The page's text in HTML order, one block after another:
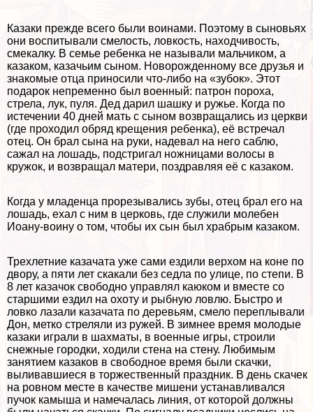
Казаки прежде всего были воинами. Поэтому в сыновьях
они воспитывали смелость, ловкость, находчивость,
смекалку. В семье ребенка не называли мальчиком, а
казаком, казачьим сыном. Новорожденному все друзья и
знакомые отца приносили что-либо на «зубок». Этот
подарок непременно был военный: патрон пороха,
стрела, лук, пуля. Дед дарил шашку и ружье. Когда по
истечении 40 дней мать с сыном возвращались из церкви
(где проходил обряд крещения ребенка), её встречал
отец. Он брал сына на руки, надевал на него саблю,
сажал на лошадь, подстригал ножницами волосы в
кружок, и возвращал матери, поздравляя её с казаком.
Когда у младенца прорезывались зубы, отец брал его на
лошадь, ехал с ним в церковь, где служили молебен
Иоану-воину о том, чтобы их сын был храбрым казаком.
Трехлетние казачата уже сами ездили верхом на коне по
двору, а пяти лет скакали без седла по улице, по степи. В
8 лет казачок свободно управлял каюком и вместе со
старшими ездил на охоту и рыбную ловлю. Быстро и
ловко лазали казачата по деревьям, смело переплывали
Дон, метко стреляли из ружей. В зимнее время молодые
казаки играли в шахматы, в военные игры, строили
снежные городки, ходили стена на стену. Любимым
занятием казаков в свободное время были скачки,
выливавшиеся в торжественный праздник. В день скачек
на ровном месте в качестве мишени устанавливался
пучок камыша и намечалась линия, от которой должны